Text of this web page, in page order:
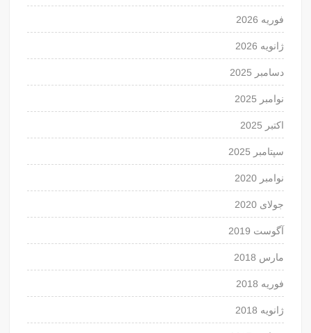
فوریه 2026
ژانویه 2026
دسامبر 2025
نوامبر 2025
اکتبر 2025
سپتامبر 2025
نوامبر 2020
جولای 2020
آگوست 2019
مارس 2018
فوریه 2018
ژانویه 2018